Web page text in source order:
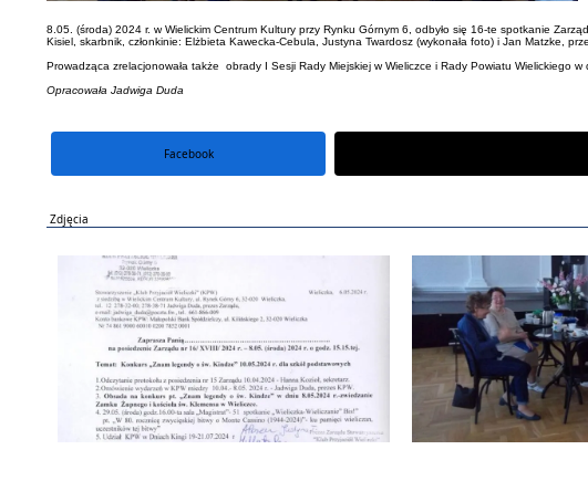
8.05. (środa) 2024 r. w Wielickim Centrum Kultury przy Rynku Górnym 6, odbyło się 16-te spotkanie
Kisiel, skarbnik, członkinie: Elżbieta Kawecka-Cebula, Justyna Twardosz (wykonała foto) i Jan Matzke,
Prowadząca zrelacjonowała także obrady I Sesji Rady Miejskiej w Wieliczce i Rady Powiatu Wielickiego w
Opracowała Jadwiga Duda
Facebook
Zdjęcia